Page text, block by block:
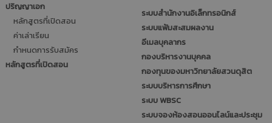
ปริญญาเอก
หลักสูตรที่เปิดสอน
ค่าเล่าเรียน
กำหนดการรับสมัคร
หลักสูตรที่เปิดสอน
ระบบสำนักงานอิเล็กทรอนิกส์
ระบบแฟ้มสะสมผลงาน
อีเมลบุคลากร
กองบริหารงานบุคคล
กองทุนของมหาวิทยาลัยสวนดุสิต
ระบบบริหารการศึกษา
ระบบ WBSC
ระบบจองห้องสอนออนไลน์และประชุม